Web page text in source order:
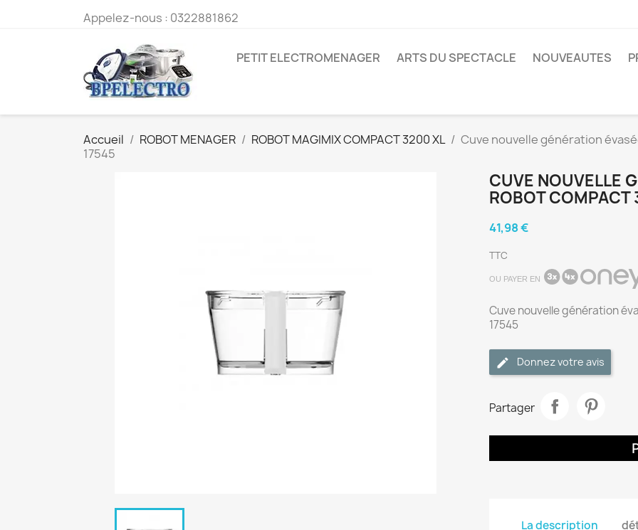
Appelez-nous : 0322881862
PETIT ELECTROMENAGER ARTS DU SPECTACLE NOUVEAUTES
Accueil ROBOT MENAGER ROBOT MAGIMIX COMPACT 3200 XL
Cuve nouvelle génération
17545
CUVE NOUVELLE
ROBOT
41,98 €
TTC
OU PAYER EN
Cuve nouvelle génération
17545
Donnez votre avis
Partager
La description